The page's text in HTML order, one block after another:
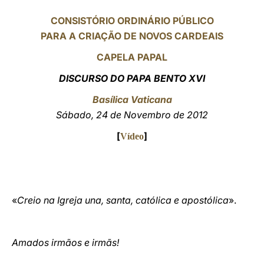
中文
CONSISTÓRIO ORDINÁRIO PÚBLICO
PARA A CRIAÇÃO DE NOVOS CARDEAIS
CAPELA PAPAL
DISCURSO DO PAPA BENTO XVI
Basílica Vaticana
Sábado, 24 de Novembro de 2012
[Vídeo]
«Creio na Igreja una, santa, católica e apostólica».
Amados irmãos e irmãs!